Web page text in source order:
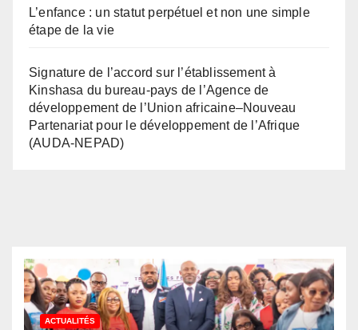
L’enfance : un statut perpétuel et non une simple
étape de la vie
Signature de l’accord sur l’établissement à
Kinshasa du bureau-pays de l’Agence de
développement de l’Union africaine–Nouveau
Partenariat pour le développement de l’Afrique
(AUDA-NEPAD)
ACTUALITÉS